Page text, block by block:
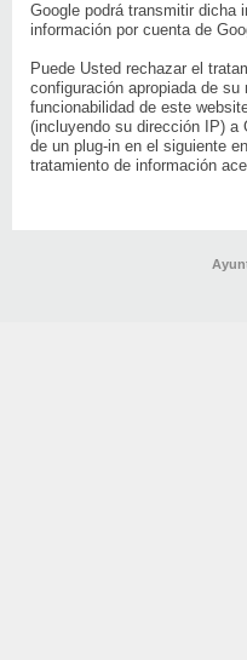
Google podrá transmitir dicha
información por cuenta de
Puede Usted rechazar el
configuración apropiada de
funcionabilidad de este
(incluyendo su dirección IP) a
de un plug-in en el siguiente
tratamiento de información